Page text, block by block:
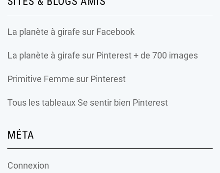
La planète à girafe sur Facebook
La planète à girafe sur Pinterest + de 700 images
Primitive Femme sur Pinterest
Tous les tableaux Se sentir bien Pinterest
MÉTA
Connexion